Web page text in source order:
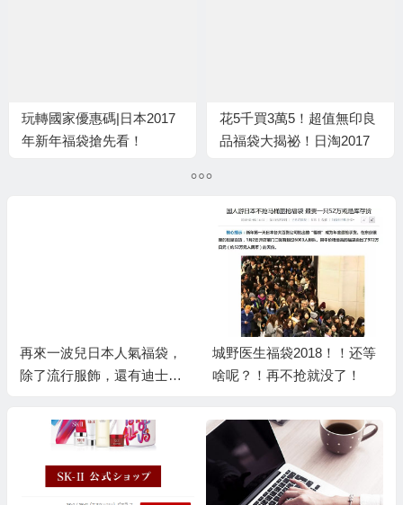
玩轉國家優惠碼|日本2017
年新年福袋搶先看！
花5千買3萬5！超值無印良
品福袋大揭祕！日淘2017
再來一波兒日本人氣福袋，
除了流行服飾，還有迪士尼
城野医生福袋2018！！还等
啥呢？！再不抢就没了！